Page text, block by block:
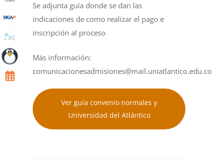
Se adjunta guía donde se dan las
indicaciones de como realizar el pago e
inscripción al proceso
Más información:
comunicacionesadmisiones@mail.uniatlantico.edu.co
Ver guía convenio normales y
Universidad del Atlántico